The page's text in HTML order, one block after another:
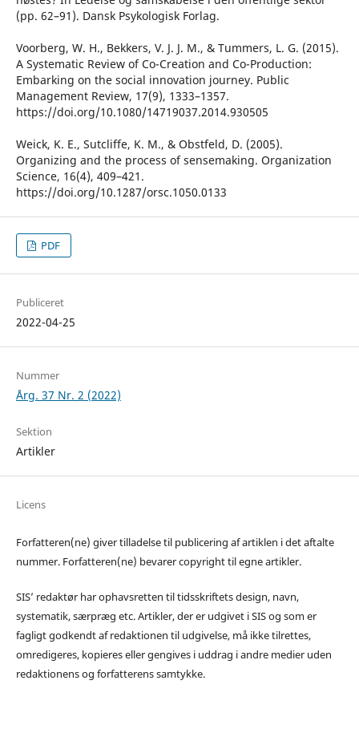
(pp. 62–91). Dansk Psykologisk Forlag.
Voorberg, W. H., Bekkers, V. J. J. M., & Tummers, L. G. (2015).
A Systematic Review of Co-Creation and Co-Production:
Embarking on the social innovation journey. Public
Management Review, 17(9), 1333–1357.
https://doi.org/10.1080/14719037.2014.930505
Weick, K. E., Sutcliffe, K. M., & Obstfeld, D. (2005).
Organizing and the process of sensemaking. Organization
Science, 16(4), 409–421.
https://doi.org/10.1287/orsc.1050.0133
PDF
Publiceret
2022-04-25
Nummer
Årg. 37 Nr. 2 (2022)
Sektion
Artikler
Licens
Forfatteren(ne) giver tilladelse til publicering af artiklen i det aftalte
nummer. Forfatteren(ne) bevarer copyright til egne artikler.
SIS’ redaktør har ophavsretten til tidsskriftets design, navn,
systematik, særpræg etc. Artikler, der er udgivet i SIS og som er
fagligt godkendt af redaktionen til udgivelse, må ikke tilrettes,
omredigeres, kopieres eller gengives i uddrag i andre medier uden
redaktionens og forfatterens samtykke.